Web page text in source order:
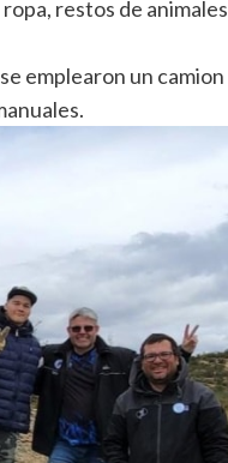
restos de animales
emplearon un camion